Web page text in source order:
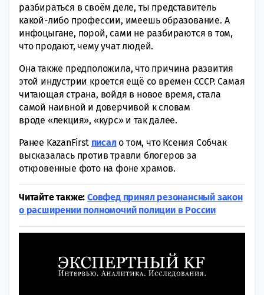
разбираться в своём деле, ты представитель
какой-либо профессии, имеешь образование. А
инфоцыгане, порой, сами не разбираются в том,
что продают, чему учат людей.
Она также предположила, что причина развития
этой индустрии кроется ещё со времен СССР. Самая
читающая страна, войдя в новое время, стала
самой наивной и доверчивой к словам
вроде «‎лекция», «‎курс» и так далее.
Ранее KazanFirst писало том, что Ксения Собчак
высказалась против травли блогеров за
откровенные фото на фоне храмов.
Читайте также:Совфед принял резонансный закон
о расширении полномочий полиции в России